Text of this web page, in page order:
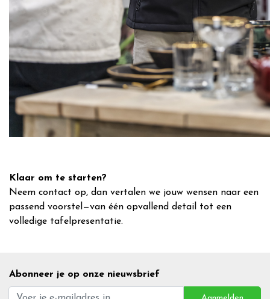
Klaar om te starten?
Neem contact op, dan vertalen we jouw wensen naar een
passend voorstel—van één opvallend detail tot een
volledige tafelpresentatie.
Abonneer je op onze nieuwsbrief